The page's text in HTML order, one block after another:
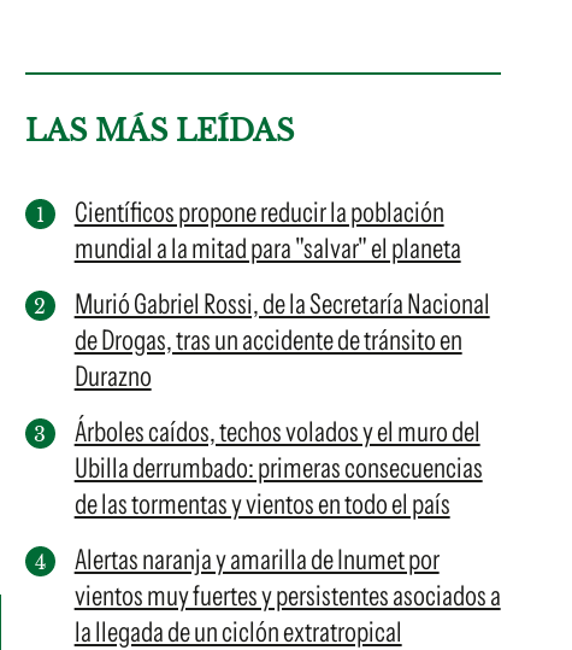
LAS MÁS LEÍDAS
Científicos propone reducir la población
mundial a la mitad para "salvar" el planeta
Murió Gabriel Rossi, de la Secretaría Nacional
de Drogas, tras un accidente de tránsito en
Durazno
Árboles caídos, techos volados y el muro del
Ubilla derrumbado: primeras consecuencias
de las tormentas y vientos en todo el país
Alertas naranja y amarilla de Inumet por
vientos muy fuertes y persistentes asociados a
la llegada de un ciclón extratropical